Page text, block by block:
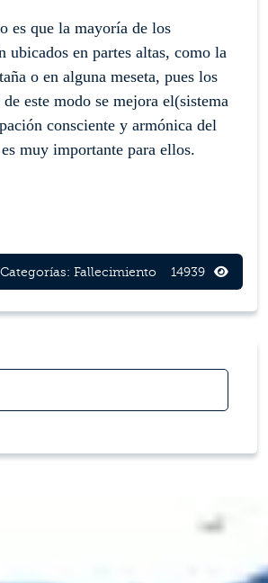
es que la mayoría de los
ubicados en partes altas, como la
o en alguna meseta, pues los
este modo se mejora el(sistema
consciente y armónica del
muy importante para ellos.
Categorías: Fallecimiento 14939